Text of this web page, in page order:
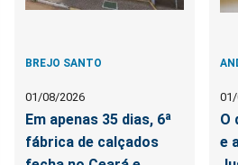
BREJO SANTO
01/08/2026
Em apenas 35 dias, 6ª
fábrica de calçados
O
e